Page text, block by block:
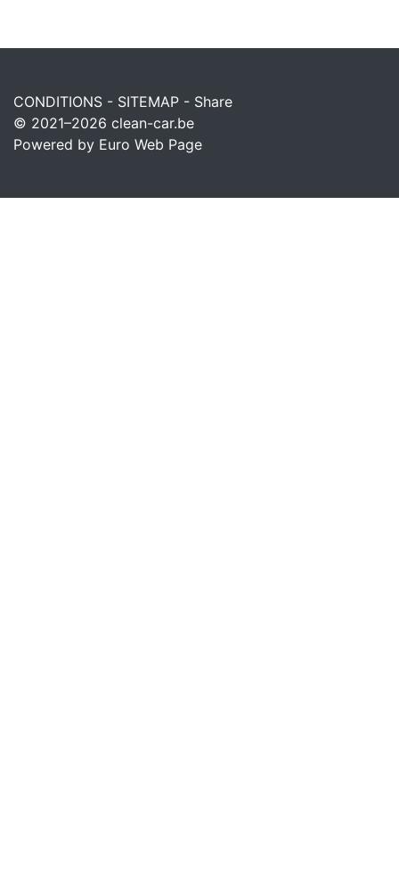
CONDITIONS - SITEMAP - Share
© 2021–2026 clean-car.be
Powered by Euro Web Page